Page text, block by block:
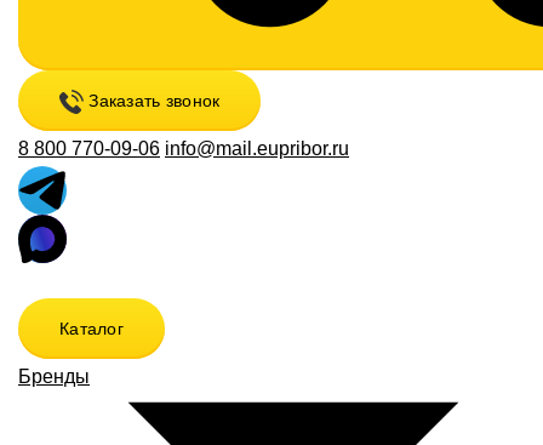
Заказать звонок
8 800 770-09-06 info@mail.eupribor.ru
Каталог
Бренды